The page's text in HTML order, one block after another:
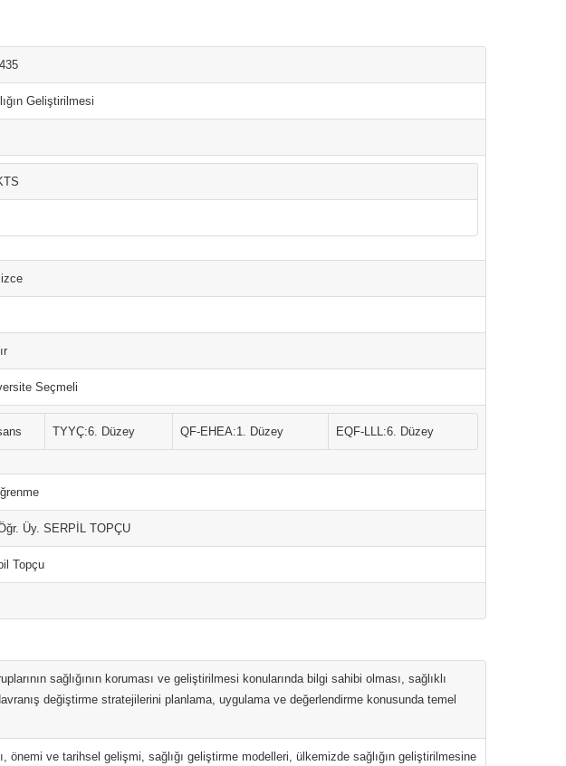
Geliştirilmesi
Seçmeli
TYYÇ:6. Düzey QF-EHEA:1. Düzey EQF-LLL:6. Düzey
Üy. SERPİL TOPÇU
Topçu
sağlığının koruması ve geliştirilmesi konularında bilgi sahibi olması, sağlıklı
değiştirme stratejilerini planlama, uygulama ve değerlendirme konusunda temel
önemi ve tarihsel gelişmi, sağlığı geliştirme modelleri, ülkemizde sağlığın geliştirilmesine